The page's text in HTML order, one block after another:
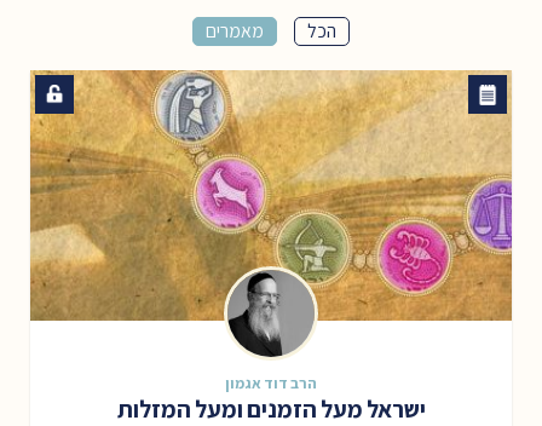
הכל מאמרים
הרב דוד אגמון
ישראל מעל הזמנים ומעל המזלות